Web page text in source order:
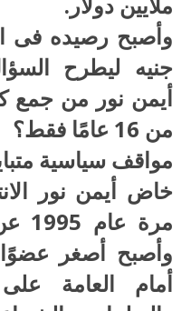
جنيه ليطرح
أيمن نور من جمع
من 16 عامًا فقط؟
مواقف سياسية
خاض أيمن نور
مرة
وأصبح أصغر عضوًا
أمام العامة